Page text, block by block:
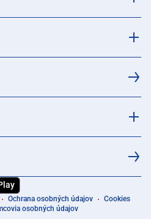
Ochrana osobných údajov
Cookies
osobných údajov